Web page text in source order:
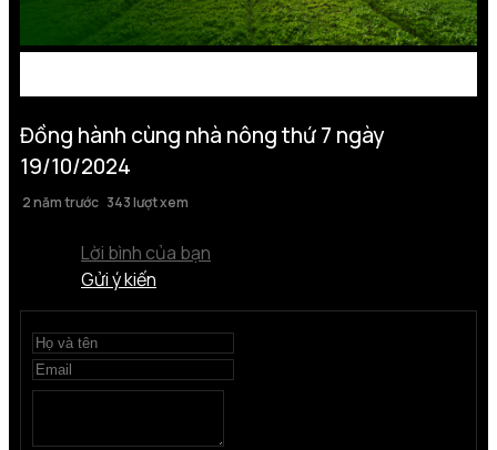
Đồng hành cùng nhà nông thứ 7 ngày
19/10/2024
2 năm trước 343 lượt xem
Lời bình của bạn
Gửi ý kiến